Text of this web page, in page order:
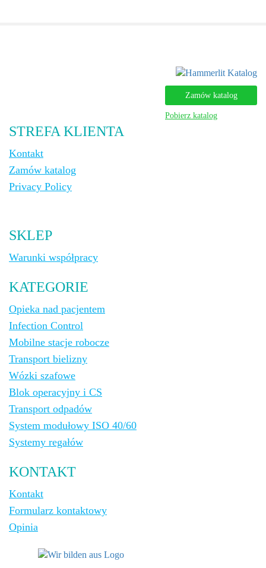
Zamów katalog
Pobierz katalog
STREFA KLIENTA
Kontakt
Zamów katalog
Privacy Policy
SKLEP
Warunki współpracy
KATEGORIE
Opieka nad pacjentem
Infection Control
Mobilne stacje robocze
Transport bielizny
Wózki szafowe
Blok operacyjny i CS
Transport odpadów
System modułowy ISO 40/60
Systemy regałów
KONTAKT
Kontakt
Formularz kontaktowy
Opinia